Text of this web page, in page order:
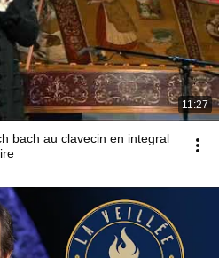
entre physique quantique
qui fait la patte d'Astier
^^
11:27
bach au clavecin en integral